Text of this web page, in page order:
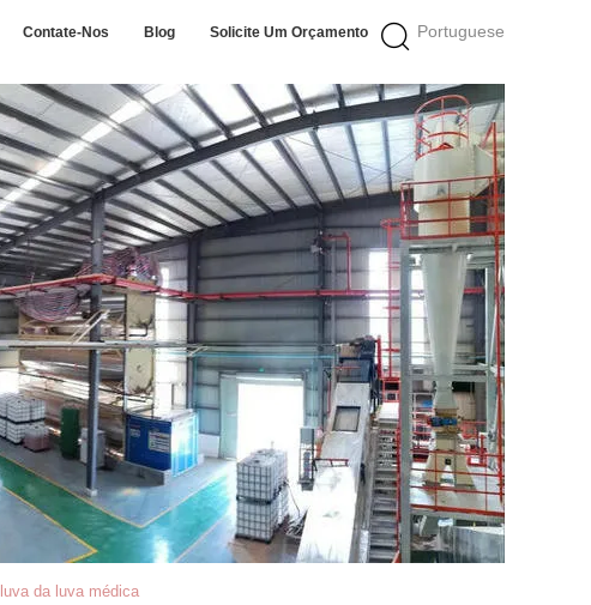
Portuguese
Contate-Nos Blog Solicite Um Orçamento
da luva médica